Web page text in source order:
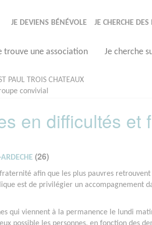
JE DEVIENS BÉNÉVOLE JE CHERCHE
trouve une association Je cherche
PAUL TROIS CHATEAUX
convivial
en difficultés et
(26)
afin que les plus pauvres
est de privilégier un accompagnement
qui viennent à la permanence le lundi